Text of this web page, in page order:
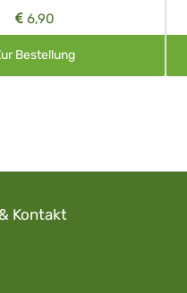
6,90
Bestellung
Kontakt